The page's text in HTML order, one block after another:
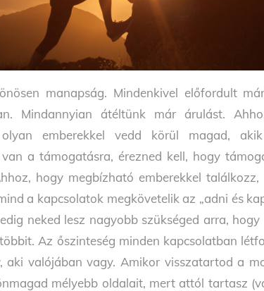
manapság. Mindenkivel előfordult
Mindannyian átéltünk már árulást.
emberekkel vedd körül magad,
a támogatásra, érezned kell, hogy
hogy megbízható emberekkel találkozz,
a kapcsolatok megkövetelik az „adni és
neked lesz nagyobb szükséged arra,
Az őszinteség minden kapcsolatban
aki valójában vagy. Amikor visszatartod a
mélyebb oldalait, mert attól tartasz